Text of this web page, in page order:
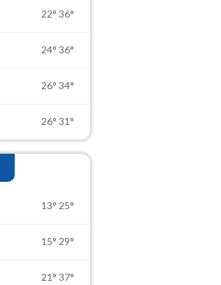
22° 36°
24° 36°
26° 34°
26° 31°
13° 25°
15° 29°
21° 37°